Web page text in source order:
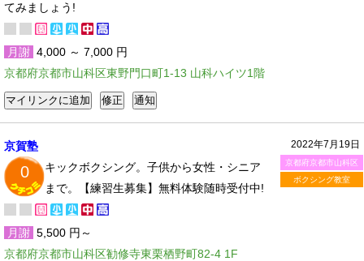
てみましょう!
月謝 4,000 ～ 7,000 円
京都府京都市山科区東野門口町1-13 山科ハイツ1階
2022年7月19日
京都府京都市山科区
ボクシング教室
京賀塾
0
キックボクシング。子供から女性・シニア
まで。【練習生募集】無料体験随時受付中!
月謝 5,500 円～
京都府京都市山科区勧修寺東栗栖野町82-4 1F